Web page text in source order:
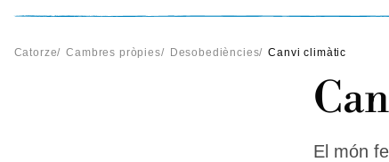
Catorze/ Cambres pròpies/ Desobediències/ Canvi climàtic
El món